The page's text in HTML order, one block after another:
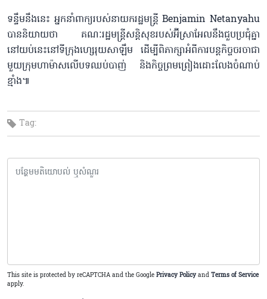
ទន្ទឹមនឹងនេះ អ្នកនាំពាក្យរបស់នាយករដ្ឋមន្ត្រី Benjamin Netanyahu
បាននិយាយថា គណៈរដ្ឋមន្ត្រីសន្តិសុខរបស់អ៊ីស្រាអែលនឹងជួបប្រជុំគ្នា
នៅយប់នេះនៅទីក្រុងហ្សេរុយសាឡឹម ដើម្បីពិភាក្សាអំពីការបន្តកិច្ចចរចាជា
មួយក្រុមហាម៉ាសលើបទឈប់បាញ់ និងកិច្ចព្រមព្រៀងដោះលែងចំណាប់
ខ្មាំង៕
Tag:
This site is protected by reCAPTCHA and the Google Privacy Policy and Terms of Service
apply.